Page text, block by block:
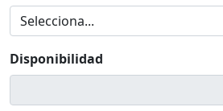
Disponibilidad